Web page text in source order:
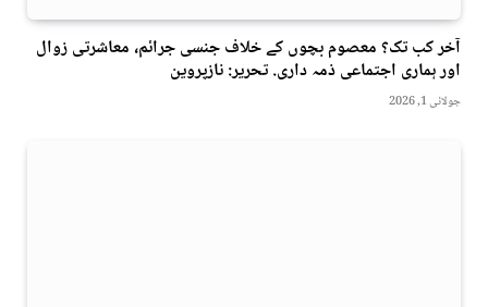
آخر کب تک؟ معصوم بچوں کے خلاف جنسی جرائم، معاشرتی زوال
اور ہماری اجتماعی ذمہ داری. تحریر: نازپروین
جولائی 1, 2026